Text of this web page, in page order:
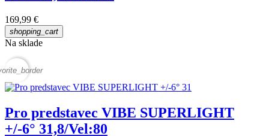
169,99 €
shopping_cart
Na sklade
Pro predstavec VIBE SUPERLIGHT
+/-6° 31,8/Vel:80